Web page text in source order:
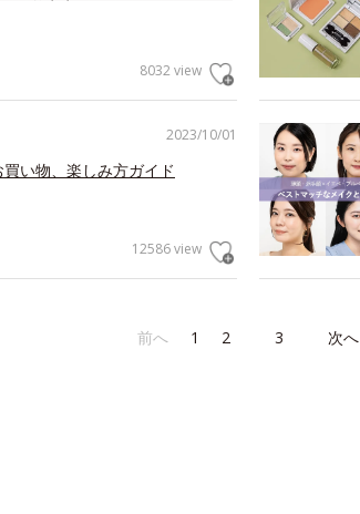
8032 view
2023/10/01
い物、楽しみ方ガイド
12586 view
前へ 1 2 3 次へ